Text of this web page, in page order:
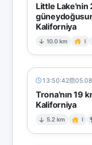
Little Lake'nin
Kaliforniya
10.0 km I
13:50:42
Trona'nın 19
Kaliforniya
5.2 km I